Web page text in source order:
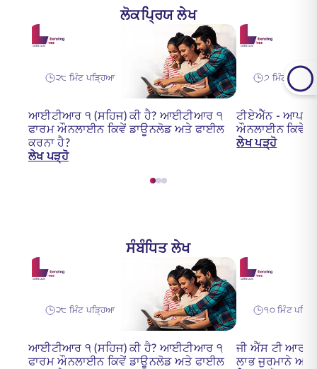
ਲੋਕਪ੍ਰਿਯ ਲੇਖ
੨੮ ਮਿੰਟ ਪੜ੍ਹਿਆ
ਆਈਟੀਆਰ ੧ (ਸਹਿਜ) ਕੀ ਹੈ? ਆਈਟੀਆਰ ੧
ਫਾਰਮ ਔਨਲਾਈਨ ਕਿਵੇਂ ਡਾਊਨਲੋਡ ਅਤੇ ਫਾਈਲ
ਕਰਨਾ ਹੈ?
ਲੇਖ ਪੜ੍ਹੋ
੭ ਮਿੰਟ
ਟੀਏਐੱਨ - ਆਪਣੇ
ਔਨਲਾਈਨ ਕਿਵੇਂ
ਲੇਖ ਪੜ੍ਹੋ
ਸੰਬੰਧਿਤ ਲੇਖ
੨੮ ਮਿੰਟ ਪੜ੍ਹਿਆ
ਆਈਟੀਆਰ ੧ (ਸਹਿਜ) ਕੀ ਹੈ? ਆਈਟੀਆਰ ੧
ਫਾਰਮ ਔਨਲਾਈਨ ਕਿਵੇਂ ਡਾਊਨਲੋਡ ਅਤੇ ਫਾਈਲ
੧੦ ਮਿੰਟ
ਜੀ ਐੱਸ ਟੀ ਆਰ 7
ਲਾਭ ਜੁਰਮਾਨੇ ਅਤੇ